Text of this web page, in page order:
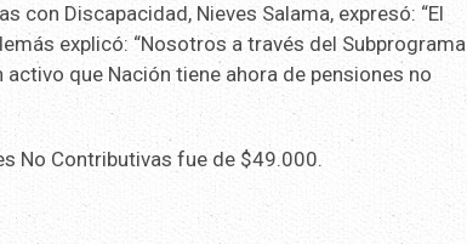
con Discapacidad, Nieves Salama, expresó: “El
explicó: “Nosotros a través del Subprograma
que Nación tiene ahora de pensiones no
No Contributivas fue de $49.000.